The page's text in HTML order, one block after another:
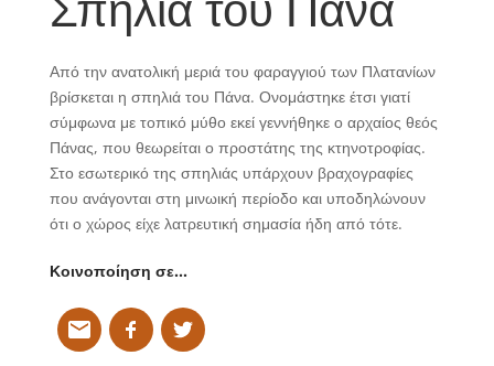
Από την ανατολική μεριά του φαραγγιού των Πλατανίων
βρίσκεται η σπηλιά του Πάνα. Ονομάστηκε έτσι γιατί
σύμφωνα με τοπικό μύθο εκεί γεννήθηκε ο αρχαίος θεός
Πάνας, που θεωρείται ο προστάτης της κτηνοτροφίας.
Στο εσωτερικό της σπηλιάς υπάρχουν βραχογραφίες
που ανάγονται στη μινωική περίοδο και υποδηλώνουν
ότι ο χώρος είχε λατρευτική σημασία ήδη από τότε.
Κοινοποίηση σε…